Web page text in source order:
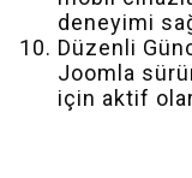
deneyimi
Düzenli
Joomla
için aktif